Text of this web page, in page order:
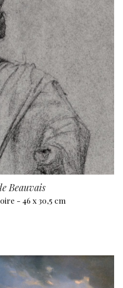
Beauvais
- 46 x 30,5 cm